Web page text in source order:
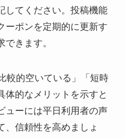
してください。投稿機能
ーポンを定期的に更新す
きます。
較的空いている」「短時
体的なメリットを示すと
ューには平日利用者の声
、信頼性を高めましょ